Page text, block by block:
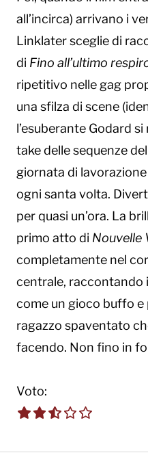
all’incirca) arrivano i
Linklater sceglie di
di Fino all’ultimo
ripetitivo nelle gag
una sfilza di scene
l’esuberante Godard
take delle sequenze
giornata di
ogni santa volta.
per quasi un’ora. La
primo atto di Nouvelle
completamente nel
centrale, raccontando
come un gioco buffo
ragazzo spaventato
facendo. Non fino in
Voto: